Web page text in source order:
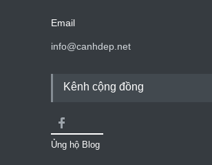
Email
info@canhdep.net
Kênh cộng đồng
Ủng hộ Blog